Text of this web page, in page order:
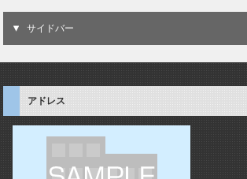
サイドバー
アドレス